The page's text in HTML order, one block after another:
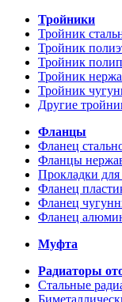
Тройники
Тройник
Тройник
Тройник
Тройник
Тройник
Другие
Фланцы
Фланец
Фланцы
Прокладки
Фланец
Фланец
Фланец
Муфта
Радиаторы
Стальные